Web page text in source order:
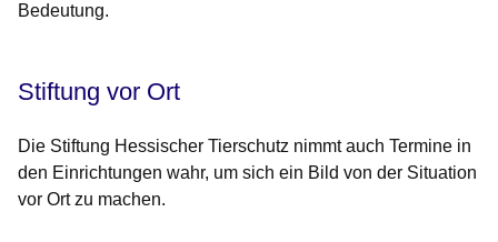
Bedeutung.
Stiftung vor Ort
Die Stiftung Hessischer Tierschutz nimmt auch Termine in
den Einrichtungen wahr, um sich ein Bild von der Situation
vor Ort zu machen.